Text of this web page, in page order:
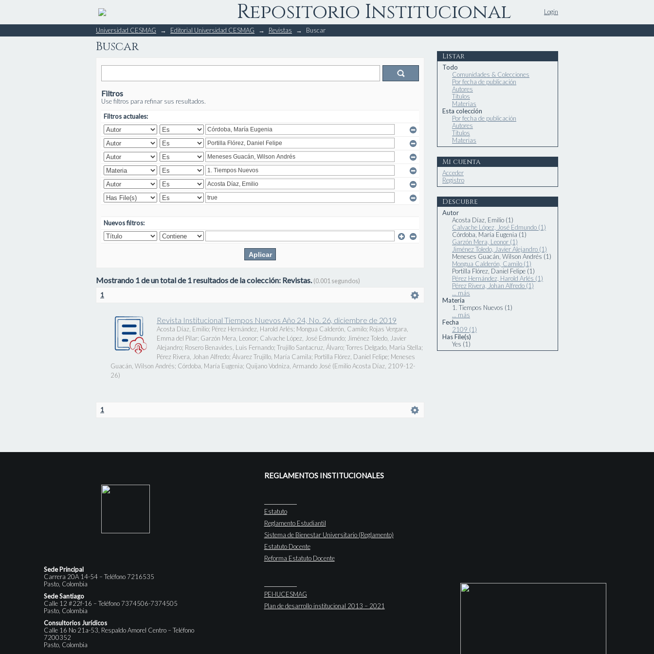
Repositorio Institucional
Buscar
Login
Universidad CESMAG → Editorial Universidad CESMAG → Revistas → Buscar
Buscar
Filtros
Use filtros para refinar sus resultados.
Filtros actuales:
Nuevos filtros:
Mostrando 1 de un total de 1 resultados de la colección: Revistas.(0.001 segundos)
1
Revista Institucional Tiempos Nuevos Año 24, No. 26, diciembre de 2019
Acosta Díaz, Emilio; Pérez Hernández, Harold Arlés; Mongua Calderón, Camilo; Rojas Vergara,
Emma del Pilar; Garzón Mera, Leonor; Calvache López, José Edmundo; Jiménez Toledo, Javier
Alejandro; Rosero Benavides, Luis Fernando; Trujillo Santacruz, Álvaro; Torres Delgado, María Stella;
Pérez Rivera, Johan Alfredo; Álvarez Trujillo, María Camila; Portilla Flórez, Daniel Felipe; Meneses
Guacán, Wilson Andrés; Córdoba, María Eugenia; Quijano Vodniza, Armando José (Emilio Acosta Díaz 2109-12-
26)
1
Listar
Todo
Comunidades & Colecciones
Por fecha de publicación
Autores
Títulos
Materias
Esta colección
Por fecha de publicación
Autores
Títulos
Materias
Mi cuenta
Acceder
Registro
Descubre
Autor
Acosta Díaz, Emilio (1)
Calvache López, José Edmundo (1)
Córdoba, María Eugenia (1)
Garzón Mera, Leonor (1)
Jiménez Toledo, Javier Alejandro (1)
Meneses Guacán, Wilson Andrés (1)
Mongua Calderón, Camilo (1)
Portilla Flórez, Daniel Felipe (1)
Pérez Hernández, Harold Arlés (1)
Pérez Rivera, Johan Alfredo (1)
... más
Materia
1. Tiempos Nuevos (1)
... más
Fecha
2109 (1)
Has File(s)
Yes (1)
Sede Principal
Carrera 20A 14-54 – Teléfono 7216535
Pasto, Colombia
Sede Santiago
Calle 12 #22f-16 – Teléfono 7374506-7374505
Pasto, Colombia
Consultorios Jurídicos
Calle 16 No 21a-53, Respaldo Amorel Centro – Teléfono
7200352
Pasto, Colombia
REGLAMENTOS INSTITUCIONALES
Estatuto
Reglamento Estudiantil
Sistema de Bienestar Universitario (Reglamento)
Estatuto Docente
Reforma Estatuto Docente
PEI-IUCESMAG
Plan de desarrollo institucional 2013 – 2021